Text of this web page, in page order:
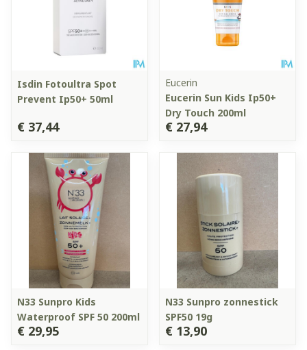
Isdin Fotoultra Spot
Prevent Ip50+ 50ml
€ 37,44
Eucerin
Eucerin Sun Kids Ip50+
Dry Touch 200ml
€ 27,94
N33 Sunpro Kids
Waterproof SPF 50 200ml
€ 29,95
N33 Sunpro zonnestick
SPF50 19g
€ 13,90